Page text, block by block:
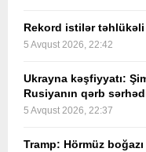
Rekord istilər təhlükəli
5 Avqust 2026, 22:42
Ukrayna kəşfiyyatı:
Rusiyanın qərb
5 Avqust 2026, 22:37
Tramp: Hörmüz